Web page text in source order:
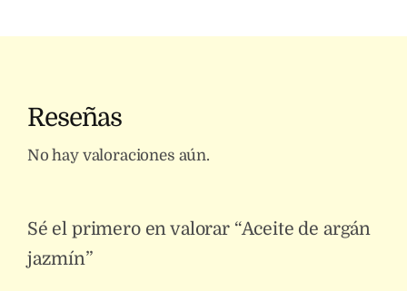
Reseñas
No hay valoraciones aún.
Sé el primero en valorar “Aceite de argán
jazmín”